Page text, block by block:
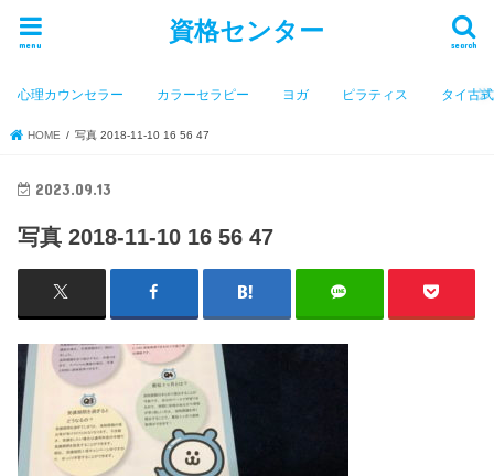
資格センター search
menu
心理カウンセラー カラーセラピー ヨガ ピラティス タイ古
HOME 写真 2018-11-10 16 56 47
2023.09.13
写真 2018-11-10 16 56 47